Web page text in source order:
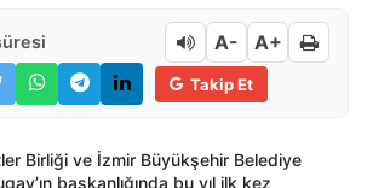
A- A+
Takip Et
Birliği ve İzmir Büyükşehir Belediye
başkanlığında bu yıl ilk kez